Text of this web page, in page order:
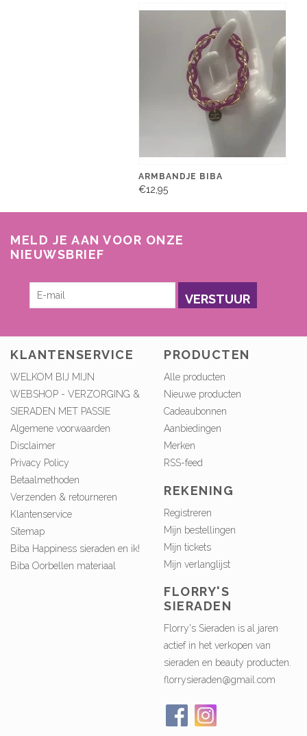
ARMBANDJE BIBA
€12,95
MELD JE AAN VOOR ONZE
NIEUWSBRIEF
VERSTUUR
KLANTENSERVICE
WELKOM BIJ MIJN
WEBSHOP - VERZORGING &
SIERADEN MET PASSIE
Algemene voorwaarden
Disclaimer
Privacy Policy
Betaalmethoden
Verzenden & retourneren
Klantenservice
Sitemap
Biba Happiness sieraden en ik!
Biba Oorbellen materiaal
PRODUCTEN
Alle producten
Nieuwe producten
Cadeaubonnen
Aanbiedingen
Merken
RSS-feed
REKENING
Registreren
Mijn bestellingen
Mijn tickets
Mijn verlanglijst
FLORRY'S
SIERADEN
Florry's Sieraden is al jaren
actief in het verkopen van
sieraden en beauty producten.
florrysieraden@gmail.com